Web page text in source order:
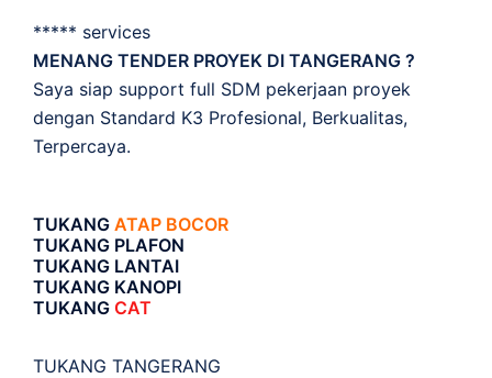
***** services
MENANG TENDER PROYEK DI TANGERANG ?
Saya siap support full SDM pekerjaan proyek
dengan Standard K3 Profesional, Berkualitas,
Terpercaya.
TUKANG ATAP BOCOR
TUKANG PLAFON
TUKANG LANTAI
TUKANG KANOPI
TUKANG CAT
TUKANG TANGERANG